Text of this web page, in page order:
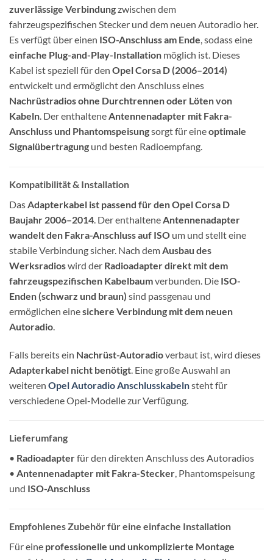
zuverlässige Verbindungzwischen dem
fahrzeugspezifischen Stecker und dem neuen Autoradio her.
Es verfügt über einen ISO-Anschluss am Ende, sodass eine
einfache Plug-and-Play-Installation möglich ist. Dieses
Kabel ist speziell für den Opel Corsa D (2006–2014)
entwickelt und ermöglicht den Anschluss eines
Nachrüstradios ohne Durchtrennen oder Löten von
Kabeln. Der enthalteneAntennenadapter mit Fakra-
Anschluss und Phantomspeisungsorgt für eineoptimale
Signalübertragung und besten Radioempfang.
Kompatibilität & Installation
Das Adapterkabel ist passend für den Opel Corsa D
Baujahr 2006–2014 . Der enthaltene Antennenadapter
wandelt den Fakra-Anschluss auf ISO um und stellt eine
stabile Verbindung sicher. Nach dem Ausbau des
Werksradioswird der Radioadapter direkt mit dem
fahrzeugspezifischen Kabelbaumverbunden. Die ISO-
Enden (schwarz und braun) sind passgenau und
ermöglichen einesichere Verbindung mit dem neuen
Autoradio
Falls bereits ein Nachrüst-Autoradioverbaut ist, wird dieses
Adapterkabel nicht benötigt . Eine große Auswahl an
weiteren Opel Autoradio Anschlusskabelnsteht für
verschiedene Opel-Modelle zur Verfügung.
Lieferumfang
• Radioadapterfür den direkten Anschluss des Autoradios
• Antennenadapter mit Fakra-Stecker, Phantomspeisung
und ISO-Anschluss
Empfohlenes Zubehör für eine einfache Installation
Für eine professionelle und unkomplizierte Montage